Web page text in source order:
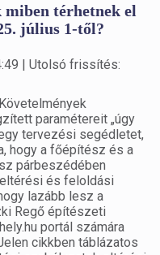
miben térhetnek el
július 1-től?
| Utolsó frissítés:
paramétereit „úgy
tervezési segédletet,
hogy a főépítész és a
párbeszédében
és feloldási
lazább lesz a
Regő építészeti
portál számára
cikkben táblázatos